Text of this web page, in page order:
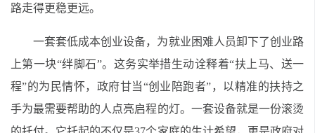
路走得更稳更远。
一套套低成本创业设备，为就业困难人员卸下了创业路
上第一块“绊脚石”。这务实举措生动诠释着“扶上马、送一
程”的为民情怀，政府甘当“创业陪跑者”，以精准的扶持之
手为最需要帮助的人点亮启程的灯。一套设备就是一份滚烫